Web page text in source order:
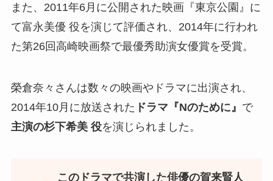
また、2011年6月に公開された映画『東京公園』に
て富永美優 役を演じて評価され、2014年に行われ
た第26回高崎映画祭で最優秀助演女優賞を受賞。
榮倉奈々さんは数々の映画やドラマに出演され、
2014年10月に放送された ドラマ『Nのために』 で
主演の杉下希美 役を演じられました。
このドラマで共演した俳優の賀来賢人